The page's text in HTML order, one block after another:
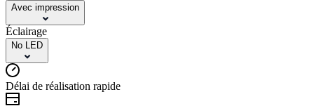
Avec impression
Éclairage
No LED
Délai de réalisation rapide